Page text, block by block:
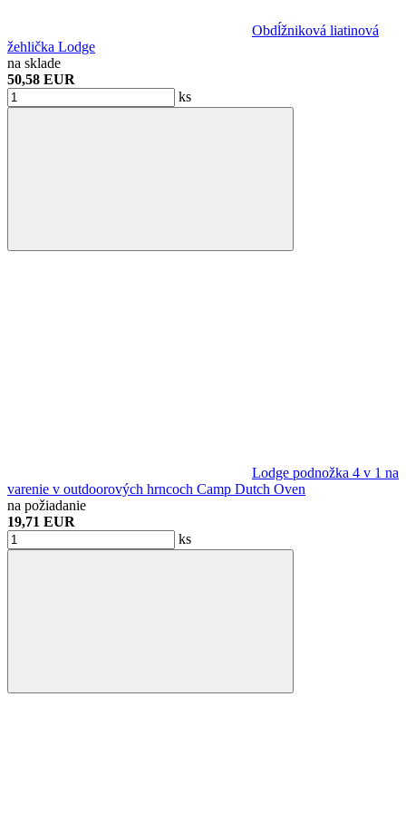
Obdĺžniková liatinová
žehlička Lodge
na sklade
50,58 EUR
ks
Lodge podnožka 4 v 1 na
varenie v outdoorových hrncoch Camp Dutch Oven
na požiadanie
19,71 EUR
ks